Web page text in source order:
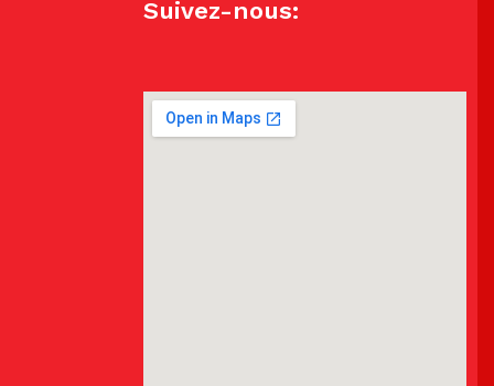
Suivez-nous: